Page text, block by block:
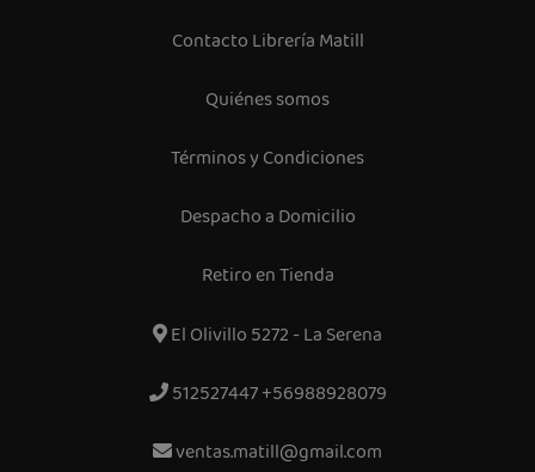
Contacto Librería Matill
Quiénes somos
Términos y Condiciones
Despacho a Domicilio
Retiro en Tienda
El Olivillo 5272 - La Serena
512527447 +56988928079
ventas.matill@gmail.com